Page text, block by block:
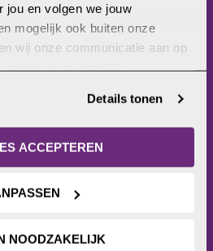
jou en volgen we jouw
mogelijk ook buiten onze
wij onze communicatie aan op
we zo gerichte
toestemming ook altijd wijzigen
of intrekken. Meer uitleg vind je in onze
Details tonen
ACCEPTEREN
NOODZAKELIJK